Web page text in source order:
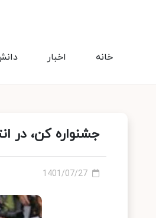
اخبار خانه
جشنواره کن، در
1401/07/27